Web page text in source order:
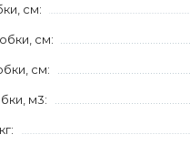
см:
см:
см:
м3: